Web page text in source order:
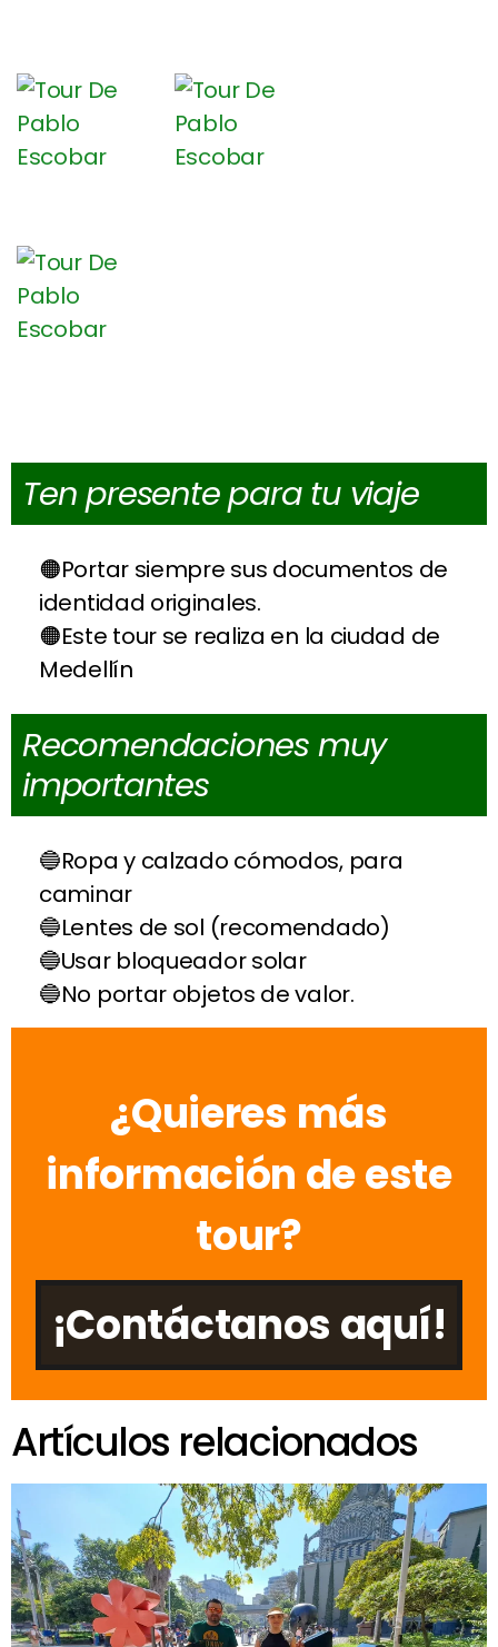
Ten presente para tu viaje
Portar siempre sus documentos de
identidad originales.
Este tour se realiza en la ciudad de
Medellín
Recomendaciones muy
importantes
Ropa y calzado cómodos, para
caminar
Lentes de sol (recomendado)
Usar bloqueador solar
No portar objetos de valor.
¿Quieres más
información de este
tour?
¡Contáctanos aquí!
Artículos relacionados